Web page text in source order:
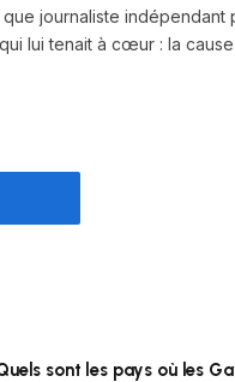
que journaliste indépendant
lui tenait à cœur : la cause
sont les pays où les